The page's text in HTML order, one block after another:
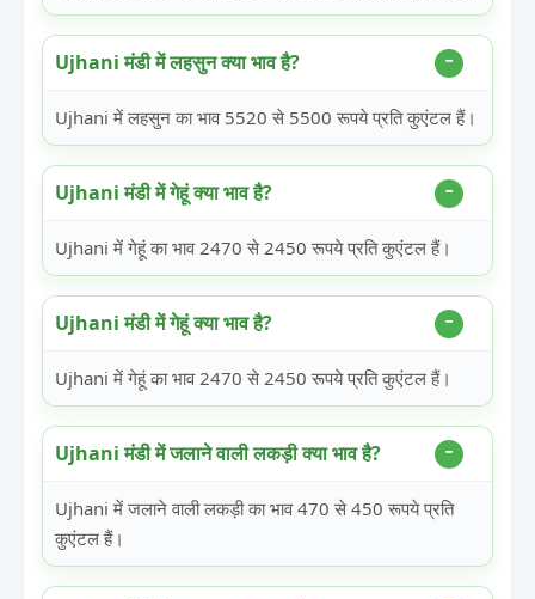
Ujhani मंडी में लहसुन क्या भाव है?
Ujhani में लहसुन का भाव 5520 से 5500 रूपये प्रति कुएंटल हैं।
Ujhani मंडी में गेहूं क्या भाव है?
Ujhani में गेहूं का भाव 2470 से 2450 रूपये प्रति कुएंटल हैं।
Ujhani मंडी में गेहूं क्या भाव है?
Ujhani में गेहूं का भाव 2470 से 2450 रूपये प्रति कुएंटल हैं।
Ujhani मंडी में जलाने वाली लकड़ी क्या भाव है?
Ujhani में जलाने वाली लकड़ी का भाव 470 से 450 रूपये प्रति
कुएंटल हैं।